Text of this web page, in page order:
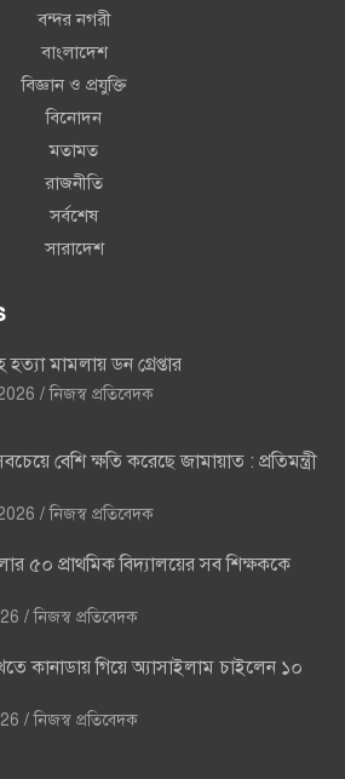
বন্দর নগরী
বাংলাদেশ
বিজ্ঞান ও প্রযুক্তি
বিনোদন
মতামত
রাজনীতি
সর্বশেষ
সারাদেশ
মামলায় ডন গ্রেপ্তার
নিজস্ব প্রতিবেদক
বেশি ক্ষতি করেছে জামায়াত : প্রতিমন্ত্রী
নিজস্ব প্রতিবেদক
৫০ প্রাথমিক বিদ্যালয়ের সব শিক্ষককে
নিজস্ব প্রতিবেদক
কানাডায় গিয়ে অ্যাসাইলাম চাইলেন ১০
নিজস্ব প্রতিবেদক